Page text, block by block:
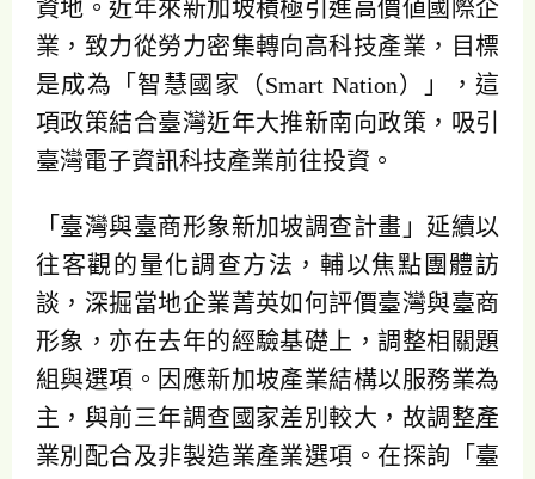
資地。近年來新加坡積極引進高價値國際企
業，致力從勞力密集轉向高科技產業，目標
是成為「智慧國家（Smart Nation）」，這
項政策結合臺灣近年大推新南向政策，吸引
臺灣電子資訊科技產業前往投資。
「臺灣與臺商形象新加坡調查計畫」延續以
往客觀的量化調查方法，輔以焦點團體訪
談，深掘當地企業菁英如何評價臺灣與臺商
形象，亦在去年的經驗基礎上，調整相關題
組與選項。因應新加坡產業結構以服務業為
主，與前三年調查國家差別較大，故調整產
業別配合及非製造業產業選項。在探詢「臺